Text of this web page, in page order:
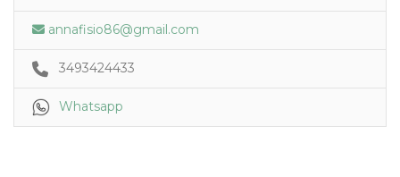
annafisio86@gmail.com
3493424433
Whatsapp